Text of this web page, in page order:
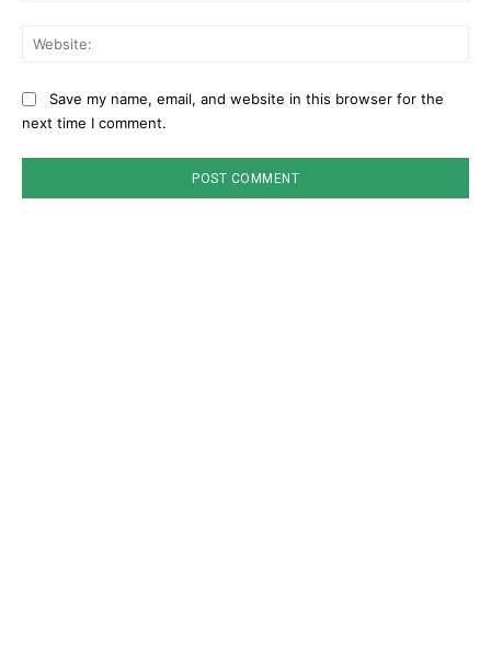
Save my name, email, and website in this browser for the
next time I comment.